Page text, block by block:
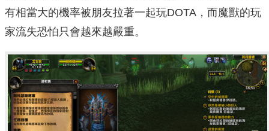
有相當大的機率被朋友拉著一起玩DOTA，而魔獸的玩
家流失恐怕只會越來越嚴重。